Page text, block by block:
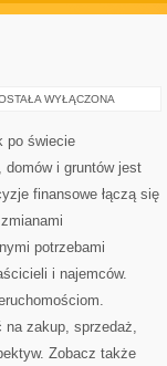
WYŁĄCZONA
po świecie
domów i gruntów jest
finansowe łączą się
potrzebami
i najemców.
na zakup, sprzedaż,
Zobacz także